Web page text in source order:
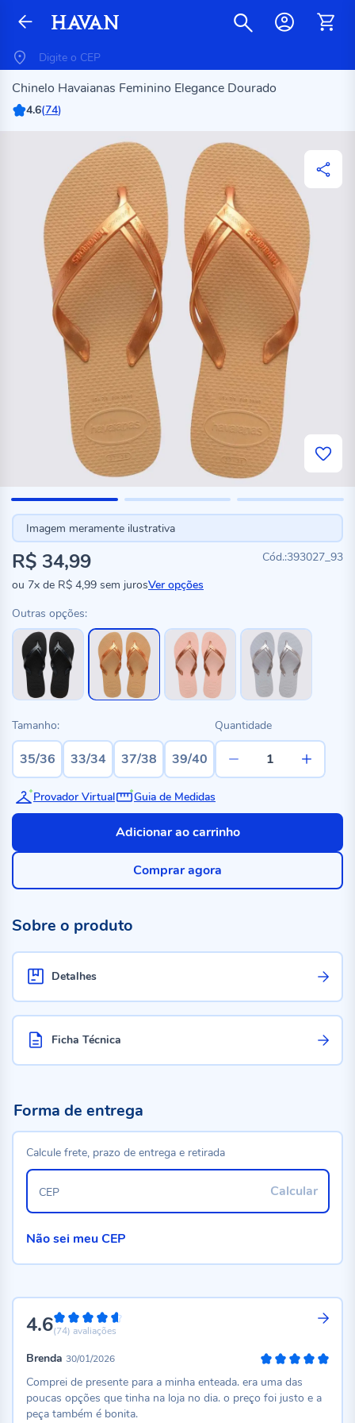
Chinelo Havaianas Feminino Elegance Dourado
4.6(74)
Imagem meramente ilustrativa
393027_93
R$ 34,99
ou 7x de R$ 4,99 sem jurosVer opções
Outras opções:
Tamanho:
35/36 33/34 37/38 39/40
Quantidade
Provador Virtual Guia de Medidas
Adicionar ao carrinho
Comprar agora
Sobre o produto
Detalhes
Ficha Técnica
4.692%
(74) avaliações
Brenda 30/01/2026
Comprei de presente para a minha enteada. era uma das
poucas opções que tinha na loja no dia. o preço foi justo e a
peça também é bonita.
Forma de entrega
Calcule frete, prazo de entrega e retirada
Calcular
CEP
Não sei meu CEP